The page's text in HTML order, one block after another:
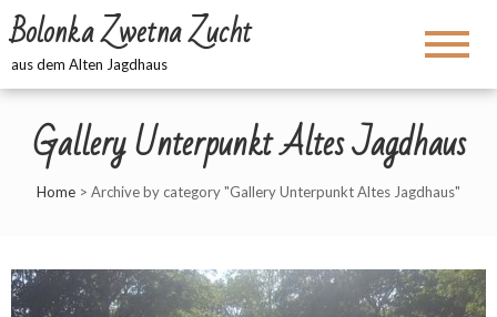
Bolonka Zwetna Zucht
aus dem Alten Jagdhaus
Gallery Unterpunkt Altes Jagdhaus
Home > Archive by category "Gallery Unterpunkt Altes Jagdhaus"